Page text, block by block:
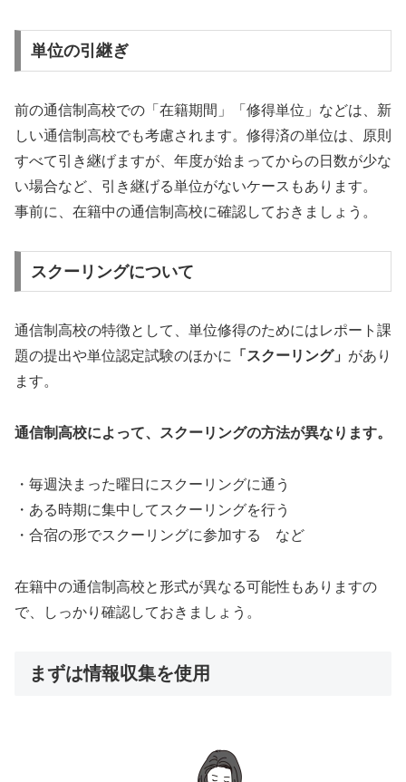
単位の引継ぎ
前の通信制高校での「在籍期間」「修得単位」などは、新
しい通信制高校でも考慮されます。修得済の単位は、原則
すべて引き継げますが、年度が始まってからの日数が少な
い場合など、引き継げる単位がないケースもあります。
事前に、在籍中の通信制高校に確認しておきましょう。
スクーリングについて
通信制高校の特徴として、単位修得のためにはレポート課
題の提出や単位認定試験のほかに 「スクーリング」 があり
ます。
通信制高校によって、スクーリングの方法が異なります。
・毎週決まった曜日にスクーリングに通う
・ある時期に集中してスクーリングを行う
・合宿の形でスクーリングに参加する など
在籍中の通信制高校と形式が異なる可能性もありますの
で、しっかり確認しておきましょう。
まずは情報収集を使用